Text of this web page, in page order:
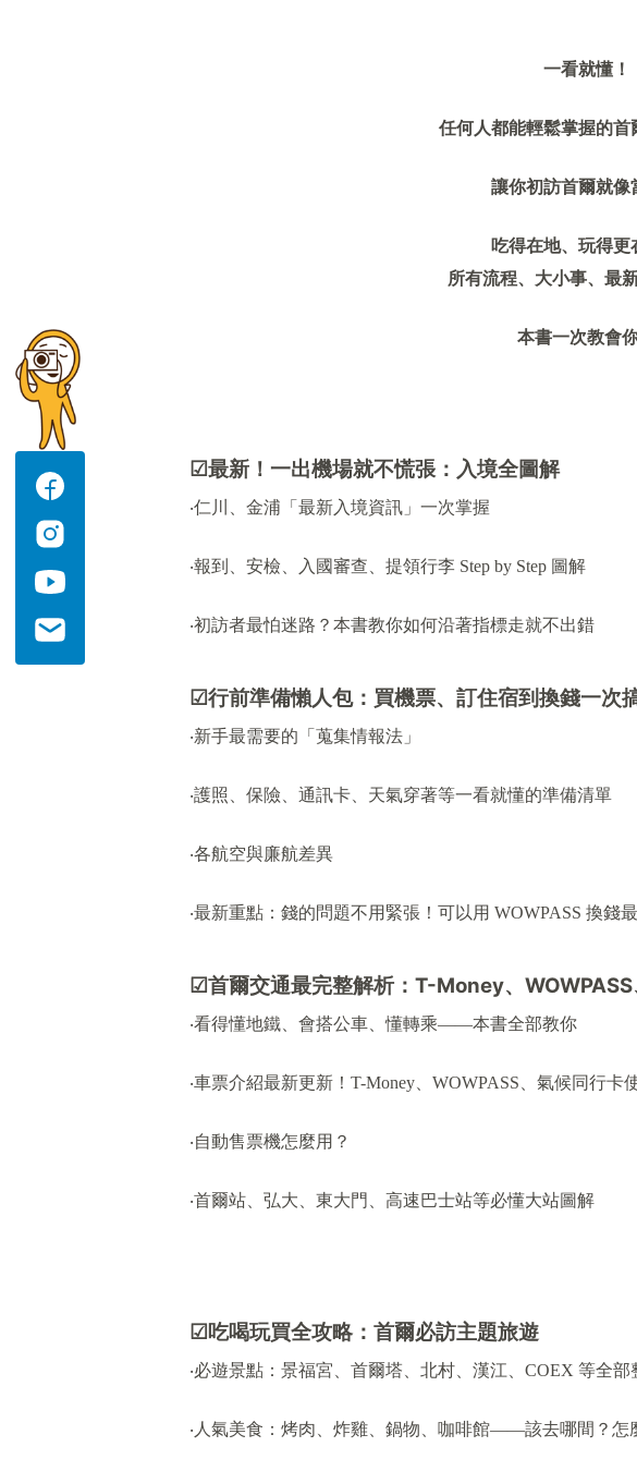
一看就懂！
任何人都能輕鬆掌握的首
讓你初訪首爾就像
吃得在地、玩得更
所有流程、大小事、最
本書一次教會
☑最新！一出機場就不慌張：入境全圖解
‧仁川、金浦「最新入境資訊」一次掌握
‧報到、安檢、入國審查、提領行李 Step by Step 圖解
‧初訪者最怕迷路？本書教你如何沿著指標走就不出錯
☑行前準備懶人包：買機票、訂住宿到換錢一次
‧新手最需要的「蒐集情報法」
‧護照、保險、通訊卡、天氣穿著等一看就懂的準備清單
‧各航空與廉航差異
‧最新重點：錢的問題不用緊張！可以用 WOWPASS 換錢
☑首爾交通最完整解析： T-Money、 WOWPASS
‧看得懂地鐵、會搭公車、懂轉乘——本書全部教你
‧車票介紹最新更新！T-Money、WOWPASS、氣候同行卡
‧自動售票機怎麼用？
‧首爾站、弘大、東大門、高速巴士站等必懂大站圖解
☑吃喝玩買全攻略：首爾必訪主題旅遊
‧必遊景點：景福宮、首爾塔、北村、漢江、COEX 等全部
‧人氣美食：烤肉、炸雞、鍋物、咖啡館——該去哪間？怎